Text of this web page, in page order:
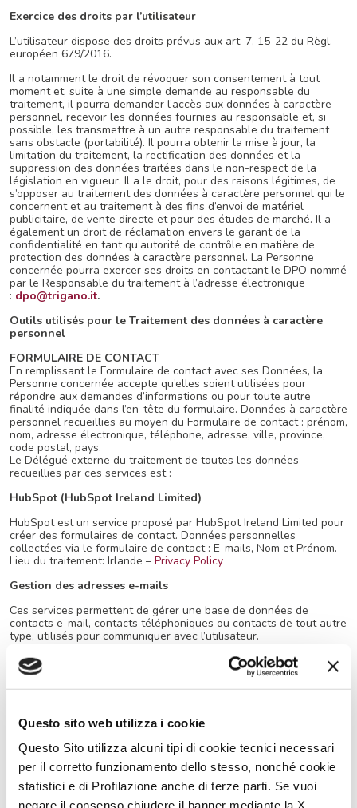
Questo sito web utilizza i cookie
Questo Sito utilizza alcuni tipi di cookie tecnici necessari
per il corretto funzionamento dello stesso, nonché cookie
statistici e di Profilazione anche di terze parti. Se vuoi
negare il consenso chiudere il banner mediante la X
Exercice des droits par l’utilisateur
L’utilisateur dispose des droits prévus aux art. 7, 15-22 du Règl.
européen 679/2016.
Il a notamment le droit de révoquer son consentement à tout
moment et, suite à une simple demande au responsable du
traitement, il pourra demander l’accès aux données à caractère
personnel, recevoir les données fournies au responsable et, si
possible, les transmettre à un autre responsable du traitement
sans obstacle (portabilité). Il pourra obtenir la mise à jour, la
limitation du traitement, la rectification des données et la
suppression des données traitées dans le non-respect de la
législation en vigueur. Il a le droit, pour des raisons légitimes, de
s’opposer au traitement des données à caractère personnel qui le
concernent et au traitement à des fins d’envoi de matériel
publicitaire, de vente directe et pour des études de marché. Il a
également un droit de réclamation envers le garant de la
confidentialité en tant qu’autorité de contrôle en matière de
protection des données à caractère personnel. La Personne
concernée pourra exercer ses droits en contactant le DPO nommé
par le Responsable du traitement à l’adresse électronique
: dpo@trigano.it.
Outils utilisés pour le Traitement des données à caractère
personnel
FORMULAIRE DE CONTACT
En remplissant le Formulaire de contact avec ses Données, la
Personne concernée accepte qu’elles soient utilisées pour
répondre aux demandes d’informations ou pour toute autre
finalité indiquée dans l’en-tête du formulaire. Données à caractère
personnel recueillies au moyen du Formulaire de contact : prénom,
nom, adresse électronique, téléphone, adresse, ville, province,
code postal, pays.
Le Délégué externe du traitement de toutes les données
recueillies par ces services est :
HubSpot (HubSpot Ireland Limited)
HubSpot est un service proposé par HubSpot Ireland Limited pour
créer des formulaires de contact. Données personnelles
collectées via le formulaire de contact : E-mails, Nom et Prénom.
Lieu du traitement: Irlande – Privacy Policy
Gestion des adresses e-mails
Ces services permettent de gérer une base de données de
contacts e-mail, contacts téléphoniques ou contacts de tout autre
type, utilisés pour communiquer avec l’utilisateur.
Ces services pourraient également permettre de recueillir des
données relatives à la date et à l’heure de visualisation des
messages de la part de l’utilisateur, de même que l’interaction de
Lorsque l’utilisateur s’inscrit à la mailing list ou à la newsletter,
son adresse e-mail est automatiquement insérée dans une liste
de contacts auxquels pourront être transmis des e-mails
contenant des informations, éventuellement de nature